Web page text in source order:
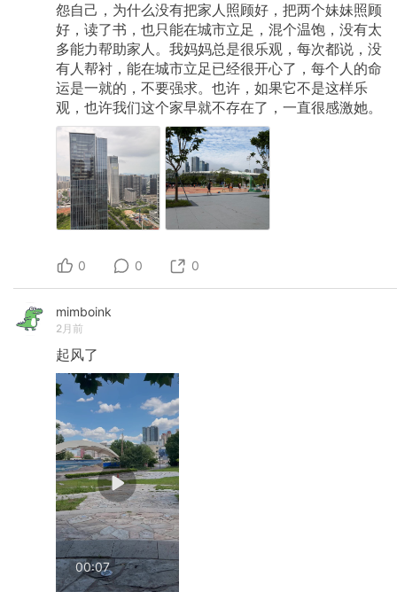
怨自己，为什么没有把家人照顾好，把两个妹妹照顾
好，读了书，也只能在城市立足，混个温饱，没有太
多能力帮助家人。我妈妈总是很乐观，每次都说，没
有人帮衬，能在城市立足已经很开心了，每个人的命
运是一就的，不要强求。也许，如果它不是这样乐
观，也许我们这个家早就不存在了，一直很感激她。
0 0 0
mimboink
2月前
起风了
00:07